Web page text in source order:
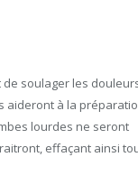
soulager les
aideront à la
lourdes ne seront
effaçant ainsi